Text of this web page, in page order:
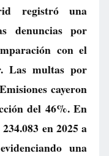
registró una
denuncias por
con el
Las multas por
cayeron
del 46%. En
en 2025 a
una